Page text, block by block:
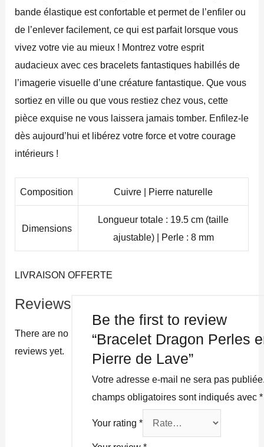
bande élastique est confortable et permet de l’enfiler ou
de l’enlever facilement, ce qui est parfait lorsque vous
vivez votre vie au mieux ! Montrez votre esprit
audacieux avec ces bracelets fantastiques habillés de
l’imagerie visuelle d’une créature fantastique. Que vous
sortiez en ville ou que vous restiez chez vous, cette
pièce exquise ne vous laissera jamais tomber. Enfilez-le
dès aujourd’hui et libérez votre force et votre courage
intérieurs !
Composition Cuivre | Pierre naturelle
Dimensions
Longueur totale : 19.5 cm (taille
ajustable) | Perle : 8 mm
LIVRAISON OFFERTE
Reviews
There are no
reviews yet.
Be the first to review
“Bracelet Dragon Perles
Pierre de Lave”
Votre adresse e-mail ne sera pas
champs obligatoires sont indiqués avec*
Your rating*